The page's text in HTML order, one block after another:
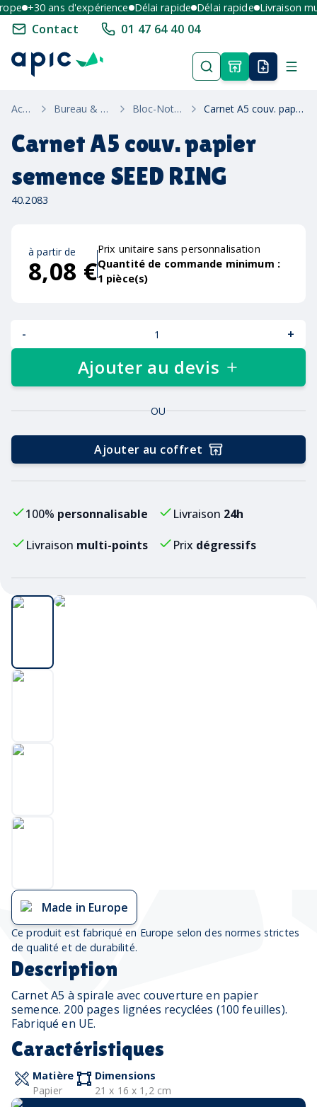
+30 ans d'expérience Délai rapide Délai rapide Livraison
Contact 01 47 64 40 04
Accueil Bureau & Ecriture Bloc-Notes Éco Carnet A5 couv. papier semence SEED RING
Made in Europe
Ce produit est fabriqué en Europe selon des normes strictes
de qualité et de durabilité.
Description
Carnet A5 à spirale avec couverture en papier
semence. 200 pages lignées recyclées (100 feuilles).
Fabriqué en UE.
Caractéristiques
Matière
Papier
Dimensions
21 x 16 x 1,2 cm
Carnet A5 couv. papier
semence SEED RING
40.2083
à partir de
8,08 €
Prix unitaire sans personnalisation
Quantité de commande minimum :
1 pièce(s)
- +
Ajouter au devis
OU
Ajouter au coffret
100% personnalisable Livraison 24h
Livraison multi-points Prix dégressifs